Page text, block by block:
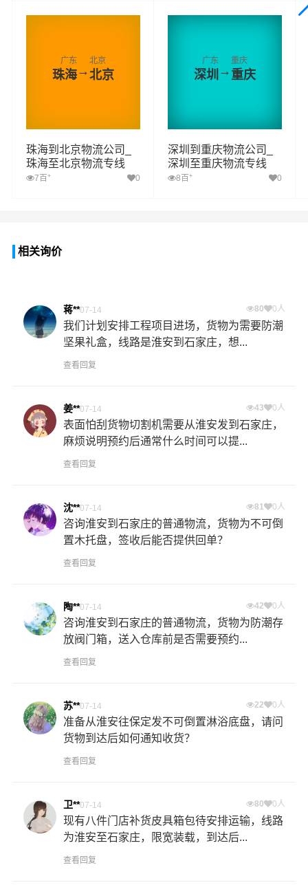
广东
珠海→
北京
北京
珠海到北京物流公司_
珠海至北京物流专线
7百 + 0
广东
深圳→
重庆
重庆
深圳到重庆物流公司_
深圳至重庆物流专线
8百 + 0
相关询价
蒋**07-14 80 0人
我们计划安排工程项目进场，货物为需要防潮
坚果礼盒，线路是淮安到石家庄，想...
查看回复
姜**07-14 43 0人
表面怕刮货物切割机需要从淮安发到石家庄，
麻烦说明预约后通常什么时间可以提...
查看回复
沈**07-14 81 0人
咨询淮安到石家庄的普通物流，货物为不可倒
置木托盘，签收后能否提供回单？
查看回复
陶**07-14 42 0人
咨询淮安到石家庄的普通物流，货物为防潮存
放阀门箱，送入仓库前是否需要预约...
查看回复
苏**07-14 22 0人
准备从淮安往保定发不可倒置淋浴底盘，请问
货物到达后如何通知收货？
查看回复
卫**07-14 80 0人
现有八件门店补货皮具箱包待安排运输，线路
为淮安至石家庄，限宽装载，到达后...
查看回复